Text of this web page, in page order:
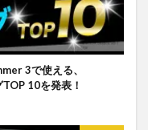
3で使える、
10を発表！